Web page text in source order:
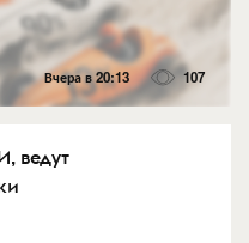
Вчера в 20:13 107
ведут